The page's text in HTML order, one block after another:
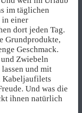
im täglichen
in einer
dort jeden Tag.
Grundprodukte,
Geschmack.
Zwiebeln
und mit
Kabeljaufilets
Und was die
ihnen natürlich